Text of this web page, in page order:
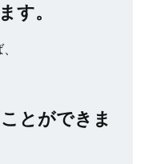
す。
とができま